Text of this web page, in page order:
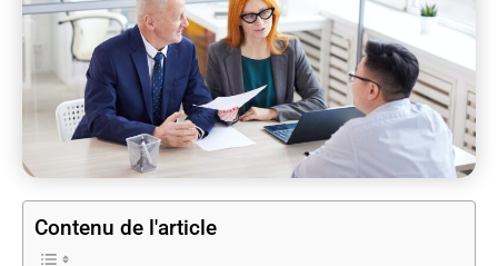
Contenu de l'article